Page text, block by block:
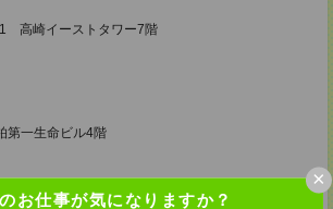
お仕事が気になりますか？
×
高崎イーストタワー7階
第一生命ビル4階